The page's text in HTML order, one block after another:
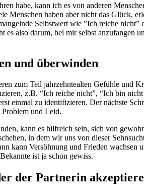
habe, kann ich es von anderen
Menschen haben aber nicht das Glück,
Selbstwert wie ”Ich reiche
es also darum, bei mir selbst
und überwinden
zum Teil jahrzehntealten Gefühle und
z.B. “Ich reiche nicht”, “Ich bin
einmal zu identifizieren. Der nächste
Problem und Leid.
kann es hilfreich sein, sich von
in dem wir uns von dieser
kann Versöhnung und Frieden
ist ja schon gewiss.
der Partnerin